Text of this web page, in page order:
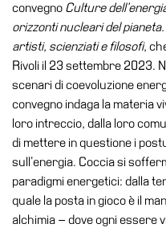
convegno Culture
orizzonti nucleari del
artisti, scienziati e filosofi,
Rivoli il 23 settembre 2023.
scenari di coevoluzione
convegno indaga la materia
loro intreccio, dalla loro
di mettere in questione i
sull’energia. Coccia si
paradigmi energetici: dalla
quale la posta in gioco è il
alchimia – dove ogni essere